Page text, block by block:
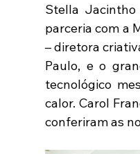
Stella
parceria com a
– diretora
Paulo, e o
tecnológico
calor. Carol
conferiram as